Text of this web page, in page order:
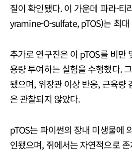
질이 확인됐다. 이 가운데 파라-티
yramine-O-sulfate, pTOS)는 최
추가로 연구진은 이 pTOS를 비만
용량 투여하는 실험을 수행했다.
됐으며, 위장관 이상 반응, 근육량
은 관찰되지 않았다.
pTOS는 파이썬의 장내 미생물에
인됐으며, 쥐에서는 자연적으로